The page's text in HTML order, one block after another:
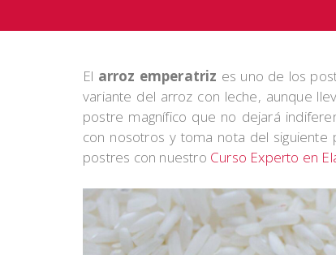
El arroz emperatriz es uno de los
variante del arroz con leche, aunque
postre magnífico que no dejará
con nosotros y toma nota del
postres con nuestro Curso Experto en